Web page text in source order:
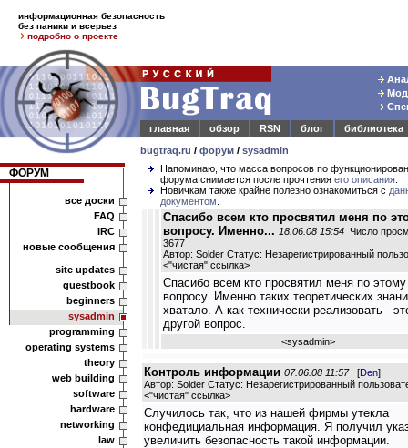
информационная безопасность
без паники и всерьез
подробно о проекте
главная
обзор RSN блог
библиотека
bugtraq.ru / форум / sysadmin
ФОРУМ
все доски
FAQ
IRC
новые сообщения
site updates
guestbook
beginners
sysadmin
programming
operating systems
theory
web building
software
hardware
networking
law
Напоминаю, что масса вопросов по
форума снимается после прочтения его описания
Новичкам также крайне полезно ознакомиться с
документом
Спасибо всем кто просвятил меня по
вопросу. Именно... 18.06.08 15:54 Число
3677
Автор: Solder Статус: Незарегистрированный
<"чистая" ссылка>
Спасибо всем кто просвятил меня по этому
вопросу. Именно таких теоретических
хватало. А как технически реализовать -
другой вопрос.
<sysadmin>
Контроль информации 07.06.08 11:57[Den]
Автор: Solder Статус: Незарегистрированный
<"чистая" ссылка>
Случилось так, что из нашей фирмы утекла
конфедициальная информация. Я получил
увеличить безопасность такой информации.